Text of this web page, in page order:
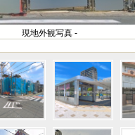
現地外観写真 -